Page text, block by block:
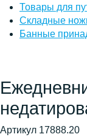
Товары для
Складные
Банные
Артикул 17888.20